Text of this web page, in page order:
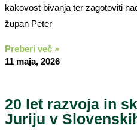
kakovost bivanja ter zagotoviti
župan Peter
Preberi več »
11 maja, 2026
20 let razvoja in
Juriju v